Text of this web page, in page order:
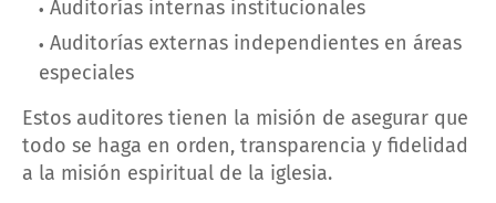
Auditorías internas institucionales
Auditorías externas independientes en áreas
especiales
Estos auditores tienen la misión de asegurar que
todo se haga en orden, transparencia y fidelidad
a la misión espiritual de la iglesia.